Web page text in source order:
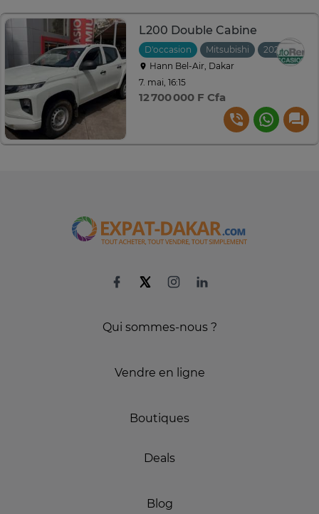
L200 Double Cabine
D'occasion Mitsubishi 2023
Hann Bel-Air, Dakar
7. mai, 16:15
12 700 000 F Cfa
Qui sommes-nous ?
Vendre en ligne
Boutiques
Deals
Blog